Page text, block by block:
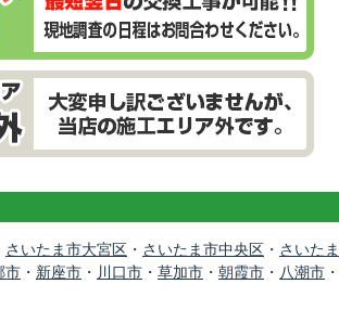
さいたま市大宮区 ・ さいたま市中央区 ・ さいた
市 ・ 新座市 ・ 川口市 ・ 草加市 ・ 朝霞市 ・ 八潮市 ・